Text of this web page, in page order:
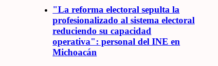
"La reforma electoral sepulta la
profesionalizado al sistema electoral
reduciendo su capacidad
operativa": personal del INE en
Michoacán